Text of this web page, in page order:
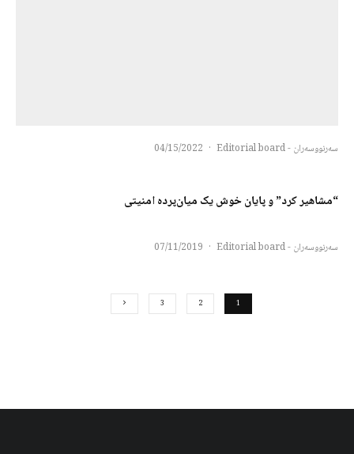
سەرنووسەران - Editorial board ·
04/15/2022
“مشاهیر کرد” و پایان خوش یک میان‌پرده امنیتی
سەرنووسەران - Editorial board ·
07/11/2019
1
2
3